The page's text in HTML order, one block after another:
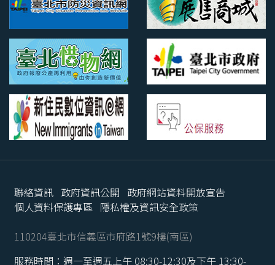
聯絡資訊 政府資訊公開 政府網站資料開放宣告
個人資料保護專區 隱私權及資訊安全政策
110204臺北市信義區市府路1號9樓(南區)
服務時間：週一至週五上午 08:30-12:30及下午 13:30-